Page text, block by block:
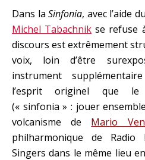
Dans la Sinfonia, avec l’aide
Michel Tabachnik se refuse
discours est extrêmement
voix, loin d’être
instrument
l’esprit originel que le
(« sinfonia » : jouer
volcanisme de Mario
philharmonique de
Singers dans le même lieu